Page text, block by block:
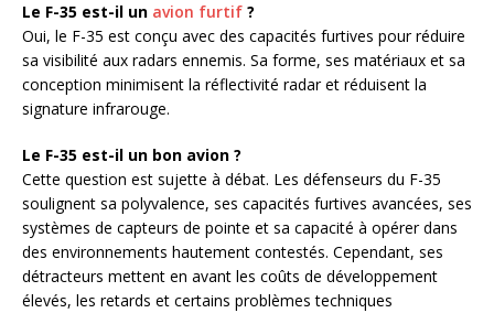
Le F-35 est-il un avion furtif ?
Oui, le F-35 est conçu avec des capacités furtives pour réduire
sa visibilité aux radars ennemis. Sa forme, ses matériaux et sa
conception minimisent la réflectivité radar et réduisent la
signature infrarouge.
Le F-35 est-il un bon avion ?
Cette question est sujette à débat. Les défenseurs du F-35
soulignent sa polyvalence, ses capacités furtives avancées, ses
systèmes de capteurs de pointe et sa capacité à opérer dans
des environnements hautement contestés. Cependant, ses
détracteurs mettent en avant les coûts de développement
élevés, les retards et certains problèmes techniques